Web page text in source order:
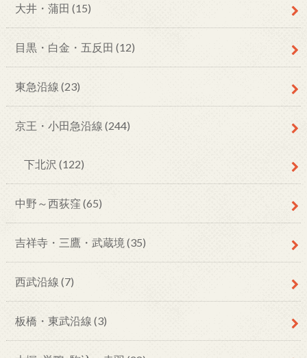
大井・蒲田 (15)
目黒・白金・五反田 (12)
東急沿線 (23)
京王・小田急沿線 (244)
下北沢 (122)
中野～西荻窪 (65)
吉祥寺・三鷹・武蔵境 (35)
西武沿線 (7)
板橋・東武沿線 (3)